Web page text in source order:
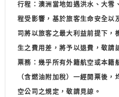
行程：澳洲當地如遇洪水、大雪
程受影響，基於旅客生命安全以
司將以旅客之最大利益前提下，
生之費用差，將予以退費，敬請
票務：幾乎所有外籍航空或本籍
（含燃油附加稅）一經開票後
空公司之規定，敬請見諒。